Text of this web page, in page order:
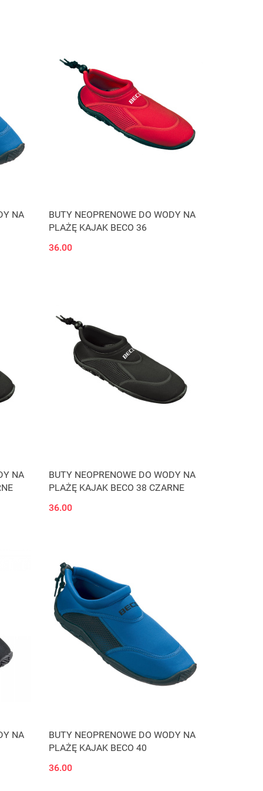
NA
BUTY NEOPRENOWE DO WODY NA
PLAŻĘ KAJAK BECO 36
36.00
NA
BUTY NEOPRENOWE DO WODY NA
PLAŻĘ KAJAK BECO 38 CZARNE
36.00
NA
BUTY NEOPRENOWE DO WODY NA
PLAŻĘ KAJAK BECO 40
36.00